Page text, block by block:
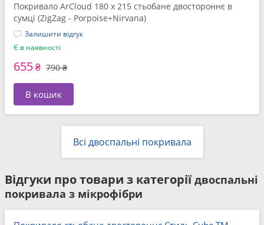
Покривало ArCloud 180 x 215 стьобане двостороннє в
сумці (ZigZag - Porpoise+Nirvana)
Залишити відгук
Є в наявності
655₴ 790 ₴
В кошик
Всі двоспальні покривала
Відгуки про товари з категоріїдвоспальні
покривала з мікрофібри